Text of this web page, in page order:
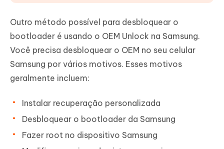
Outro método possível para desbloquear o
bootloader é usando o OEM Unlock na Samsung.
Você precisa desbloquear o OEM no seu celular
Samsung por vários motivos. Esses motivos
geralmente incluem:
Instalar recuperação personalizada
Desbloquear o bootloader da Samsung
Fazer root no dispositivo Samsung